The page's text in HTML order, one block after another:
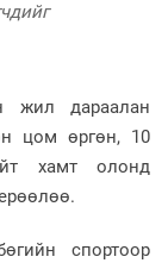
жил дараалан
цом өргөн, 10
хамт олонд
спортоор